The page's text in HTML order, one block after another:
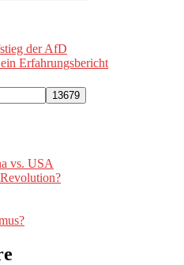
der AfD
Erfahrungsbericht
vs. USA